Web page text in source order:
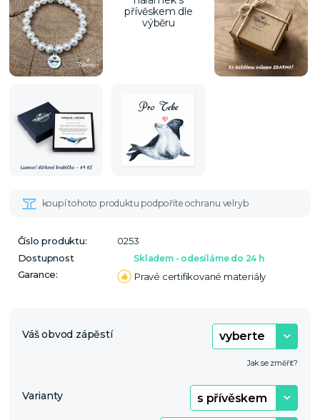
Číslo produktu:
0253
Dostupnost
Skladem - odesíláme do 24 h
Garance: Pravé certifikované materiály
Váš obvod zápěstí
Jak se změřit?
Varianty